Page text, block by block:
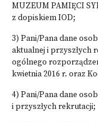
MUZEUM PAMIĘCI
z dopiskiem IOD;
3) Pani/Pana dane
aktualnej i przyszłych
ogólnego
kwietnia 2016 r. oraz
4) Pani/Pana dane
i przyszłych rekrutacji;